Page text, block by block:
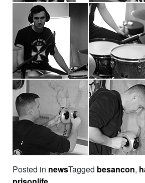
Posted in newsTagged besancon,